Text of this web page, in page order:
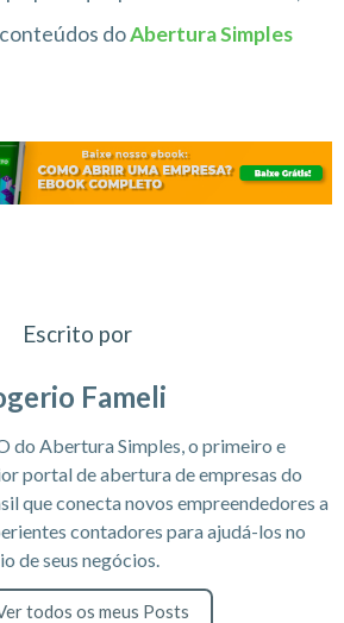
doAbertura Simples
Escrito por
Fameli
do Abertura Simples, o primeiro e
portal de abertura de empresas do
que conecta novos empreendedores a
contadores para ajudá-los no
de seus negócios.
todos os meus Posts